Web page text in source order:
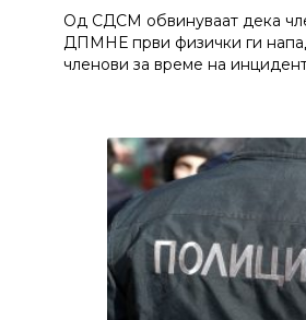
Од СДСМ обвинуваат дека
ДПМНЕ први физички ги
членови за време на